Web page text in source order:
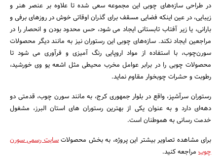
در طراحی سازه‌های چوبی این مجموعه سعی شده تا علاوه بر عنصر هنر و
زیبایی، در عین اینکه فضایی مسقف برای گذران اوقاتی خوش در روزهای برفی و
بارانی، یا زیر آفتاب تابستانی ایجاد می شود، حس محدود بودن و انحصار را در
مراجعین ایجاد نکند. سازه‌های چوبی این رستوران نیز به مانند دیگر محصولات
سورن‌چوب، با استفاده از مواد اروپایی رنگ آمیزی و فرآوری می شود تا
محصولات چوبی را در برابر عوامل مخرب محیطی مثل اشعه یو وی خورشید،
رطوبت و حشرات چوبخوار مقاوم نماید.
رستوران سرآشپز، واقع در بلوار جمهوری کرج، به مانند سورن چوب، قدمتی دو
دهه‌ای دارد و به عنوان یکی از بهترین رستوران های استان البرز، مشغول
خدمت رسانی به هموطنان است.
برای مشاهده تصاویر بیشتر این پروژه، به بخش محصولاتسایت رسمی سورن
چوب مراجعه کنید.